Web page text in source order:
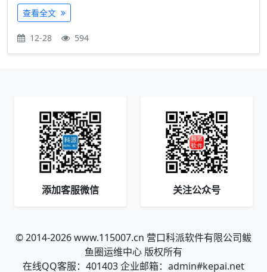
查看全文
12-28 594
添加客服微信 关注公众号
© 2014-2026 www.115007.cn 营口科派软件有限公司鲅
鱼圈运维中心 版权所有
在线QQ客服：401403 企业邮箱：admin#kepai.net